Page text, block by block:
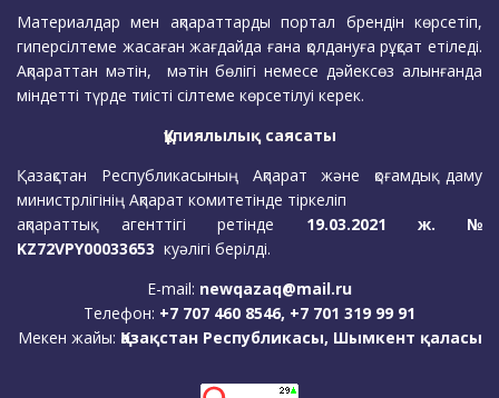
Материалдар мен ақпараттарды портал брендін көрсетіп,
гиперсілтеме жасаған жағдайда ғана қолдануға рұқсат етіледі.
Ақпараттан мәтін, мәтін бөлігі немесе дәйексөз алынғанда
міндетті түрде тиісті сілтеме көрсетілуі керек.
Құпиялылық саясаты
Қазақстан Республикасының Ақпарат және қоғамдық даму
министрлігінің Ақпарат комитетінде тіркеліп
ақпараттық агенттігі ретінде 19.03.2021 ж. №
KZ72VPY00033653 куәлігі берілді.
E-mail: newqazaq@mail.ru
Телефон: +7 707 460 8546, +7 701 319 99 91
Мекен жайы: Қазақстан Республикасы, Шымкент қаласы